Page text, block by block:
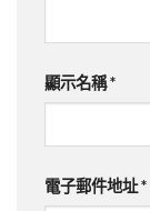
顯示名稱*
電子郵件地址*